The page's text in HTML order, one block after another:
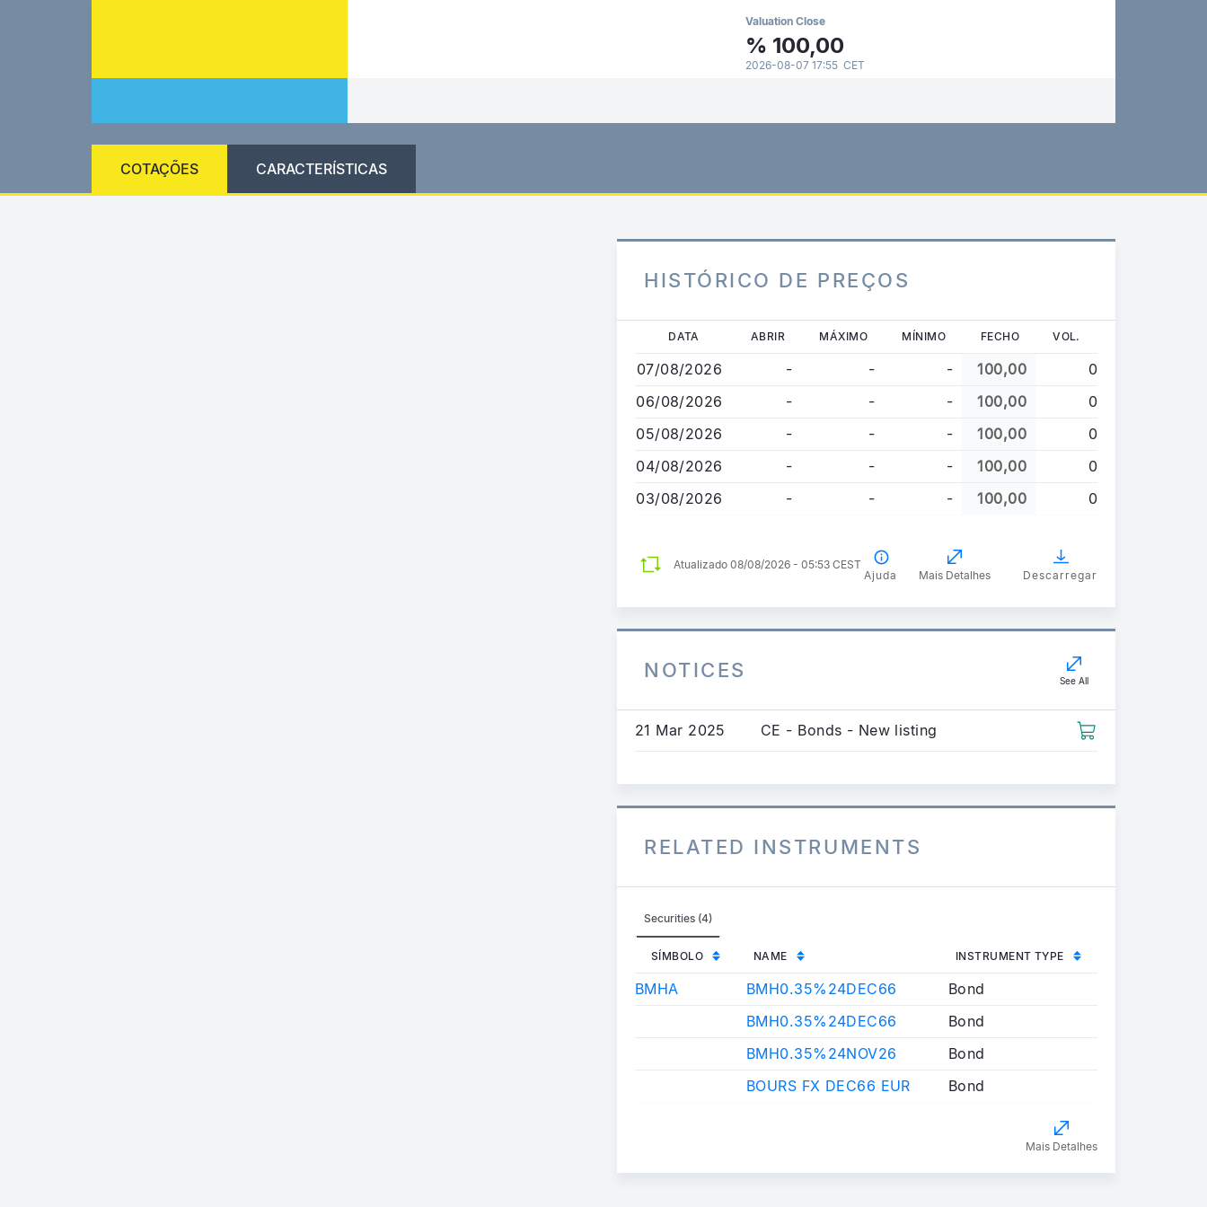
Valuation Close
% 100,00
2026-08-07 17:55 CET
COTAÇÕES CARACTERÍSTICAS
HISTÓRICO DE PREÇOS
Passar
o
conteúdo
DATA ABRIR MÁXIMO MÍNIMO FECHO VOL.
07/08/2026 - - - 100,00
0
06/08/2026
- - - 100,00
0
05/08/2026
- - - 100,00
0
04/08/2026
- - - 100,00
0
03/08/2026
- - - 100,00 0
Atualizado 08/08/2026 - 05:53 CEST
Ajuda
Mais Detalhes Descarregar
NOTICES See All
21 Mar 2025 CE - Bonds - New listing
RELATED INSTRUMENTS
Securities (4)
SÍMBOLO NAME INSTRUMENT TYPE
BMHA BMH0.35%24DEC66
Bond
BMH0.35%24DEC66
Bond
BMH0.35%24NOV26
Bond
BOURS FX DEC66 EUR
Bond
Mais Detalhes